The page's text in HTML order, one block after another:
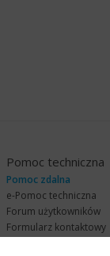
Pomoc techniczna
Pomoc zdalna
e-Pomoc techniczna
Forum użytkowników
Formularz kontaktowy